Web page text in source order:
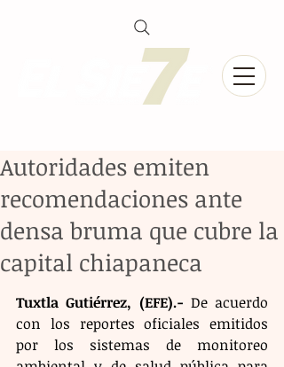
Autoridades emiten
recomendaciones ante
densa bruma que cubre la
capital chiapaneca
Tuxtla Gutiérrez, (EFE).- De acuerdo
con los reportes oficiales emitidos
por los sistemas de monitoreo